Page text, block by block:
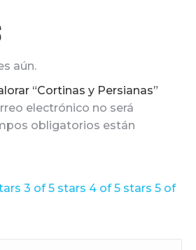
aún.
“Cortinas y Persianas”
electrónico no será
obligatorios están
3 of 5 stars 4 of 5 stars 5 of